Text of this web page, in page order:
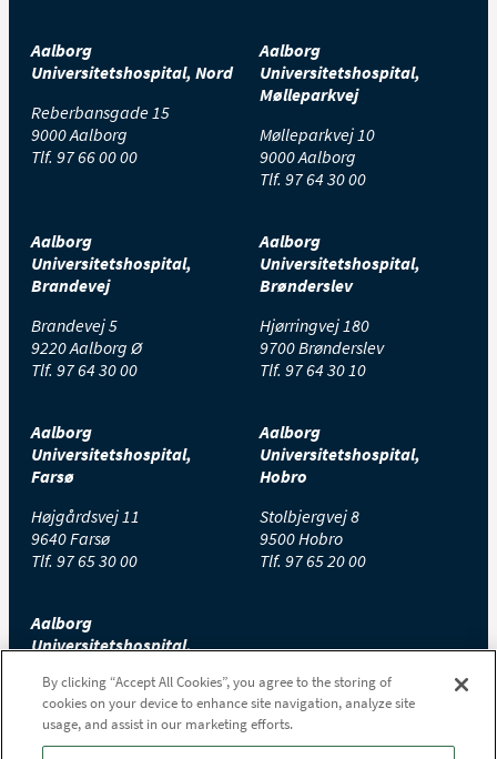
Aalborg
Universitetshospital, Nord
Reberbansgade 15
9000 Aalborg
Tlf. 97 66 00 00
Aalborg
Universitetshospital,
Mølleparkvej
Mølleparkvej 10
9000 Aalborg
Tlf. 97 64 30 00
Aalborg
Universitetshospital,
Brandevej
Brandevej 5
9220 Aalborg Ø
Tlf. 97 64 30 00
Aalborg
Universitetshospital,
Brønderslev
Hjørringvej 180
9700 Brønderslev
Tlf. 97 64 30 10
Aalborg
Universitetshospital,
Farsø
Højgårdsvej 11
9640 Farsø
Tlf. 97 65 30 00
Aalborg
Universitetshospital,
Hobro
Stolbjergvej 8
9500 Hobro
Tlf. 97 65 20 00
Aalborg
Universitetshospital,
Højtoftevej 2
7700 Thisted
Tlf.97 65 00 00
By clicking “Accept All Cookies”, you agree to the storing of
cookies on your device to enhance site navigation, analyze site
usage, and assist in our marketing efforts.